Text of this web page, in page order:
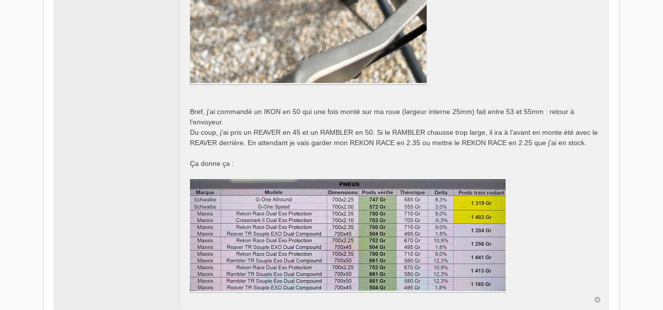
Bref, j'ai commandé un IKON en 50 qui une fois monté sur ma roue (largeur interne 25mm) fait entre 53 et 55mm : retour à
l'envoyeur.
Du coup, j'ai pris un REAVER en 45 et un RAMBLER en 50. Si le RAMBLER chausse trop large, il ira à l'avant en monte été avec le
REAVER derrière. En attendant je vais garder mon REKON RACE en 2.35 ou mettre le REKON RACE en 2.25 que j'ai en stock.
Ça donne ça :